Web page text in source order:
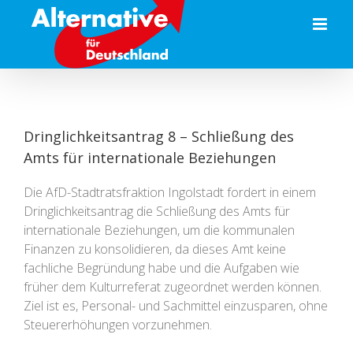
Dringlichkeitsantrag 8 – Schließung des
Amts für internationale Beziehungen
Die AfD-Stadtratsfraktion Ingolstadt fordert in einem
Dringlichkeitsantrag die Schließung des Amts für
internationale Beziehungen, um die kommunalen
Finanzen zu konsolidieren, da dieses Amt keine
fachliche Begründung habe und die Aufgaben wie
früher dem Kulturreferat zugeordnet werden können.
Ziel ist es, Personal- und Sachmittel einzusparen, ohne
Steuererhöhungen vorzunehmen.